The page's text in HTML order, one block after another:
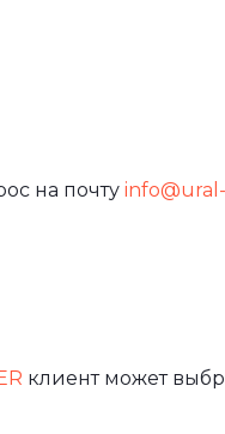
на почту
клиент может